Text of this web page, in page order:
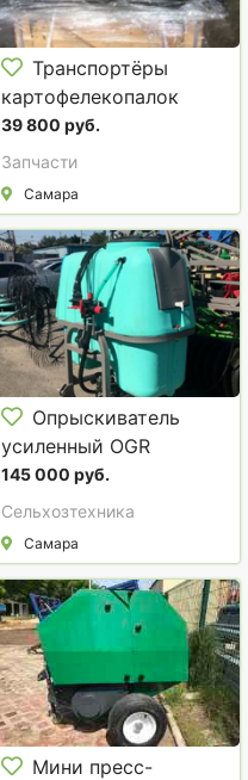
Транспортёры
картофелекопалок
39 800 руб.
Запчасти
Самара
Опрыскиватель
усиленный OGR
600л-12м
145 000 руб.
Сельхозтехника
Самара
Мини пресс-